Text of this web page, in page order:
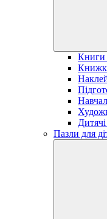
Книги
Пазли для